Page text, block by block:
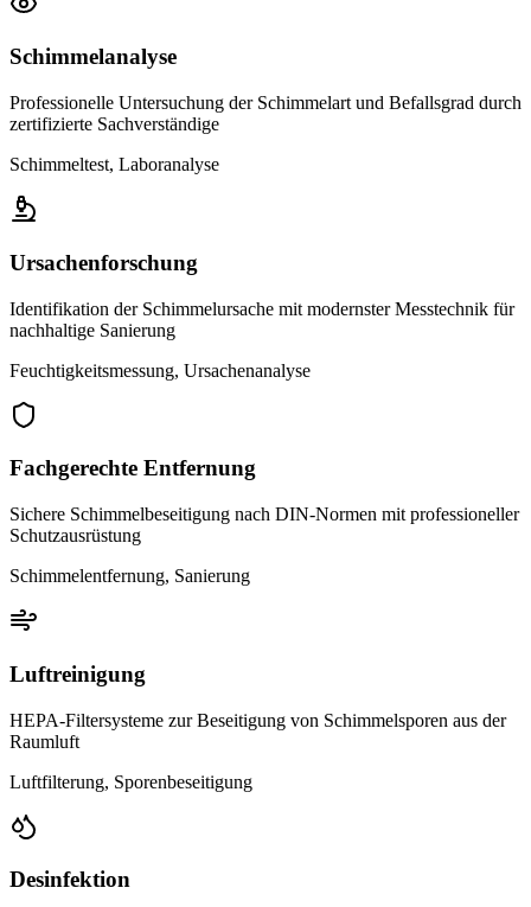
Schimmelanalyse
Professionelle Untersuchung der Schimmelart und Befallsgrad durch
zertifizierte Sachverständige
Schimmeltest, Laboranalyse
Ursachenforschung
Identifikation der Schimmelursache mit modernster Messtechnik für
nachhaltige Sanierung
Feuchtigkeitsmessung, Ursachenanalyse
Fachgerechte Entfernung
Sichere Schimmelbeseitigung nach DIN-Normen mit professioneller
Schutzausrüstung
Schimmelentfernung, Sanierung
Luftreinigung
HEPA-Filtersysteme zur Beseitigung von Schimmelsporen aus der
Raumluft
Luftfilterung, Sporenbeseitigung
Desinfektion